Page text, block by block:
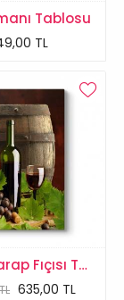
Tablosu
TL
Kırmızı Şarap Fıçısı Tablosu
635,00 TL